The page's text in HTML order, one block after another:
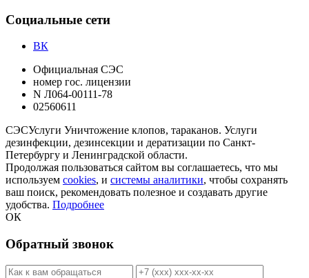
Социальные сети
ВК
Официальная СЭС
номер гос. лицензии
N Л064-00111-78
02560611
СЭСУслуги Уничтожение клопов, тараканов. Услуги
дезинфекции, дезинсекции и дератизации по Санкт-
Петербургу и Ленинградской области.
Продолжая пользоваться сайтом вы соглашаетесь, что мы
используем cookies, и системы аналитики, чтобы сохранять
ваш поиск, рекомендовать полезное и создавать другие
удобства. Подробнее
ОК
Обратный звонок